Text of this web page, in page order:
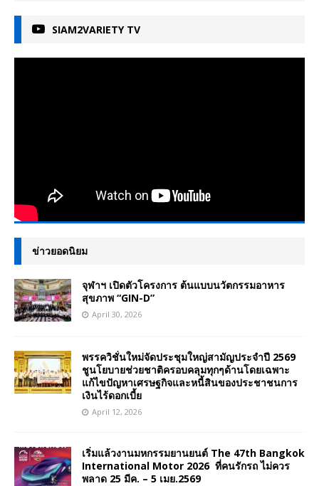
SIAM2VARIETY TV
ข่าวยอดนิยม
จุฬาฯ เปิดตัวโครงการ ต้นแบบนวัตกรรมอาหาร
สุขภาพ “GIN-D”
April 30, 2026
พรรควิชั่นใหม่จัดประชุมใหญ่สามัญประจำปี 2569
ชูนโยบายช่วยชาติครอบคลุมทุกๆด้านโดยเฉพาะ
แก้ไขปัญหาเศรษฐกิจและหนี้สินของประชาชนการ
เงินไร้ดอกเบี้ย
April 12, 2026
เริ่มแล้วงานมหกรรมยานยนต์ The 47th Bangkok
International Motor 2026 ที่คนรักรถ ไม่ควร
พลาด 25 มีค. – 5 เมย.2569